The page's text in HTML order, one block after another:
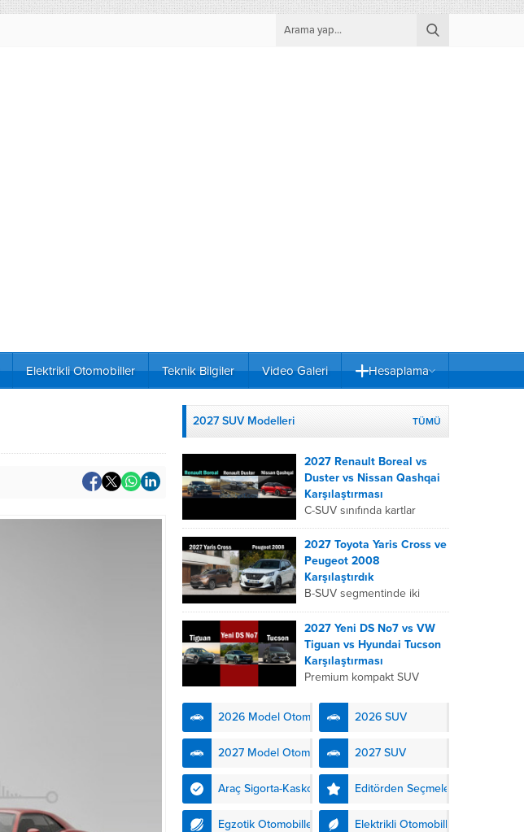
Elektrikli Otomobiller Teknik Bilgiler Video Galeri Hesaplama
2027 SUV Modelleri TÜMÜ
2027 Renault Boreal vs
Duster vs Nissan Qashqai
Karşılaştırması
C-SUV sınıfında kartlar
yeniden dağıtıldı. 2027
Renault Boreal, Renault
Duster ve Nissan Qashqai;
her biri farklı bir sürüş
deneyimi, motor...
2027 Toyota Yaris Cross ve
Peugeot 2008
Karşılaştırdık
B-SUV segmentinde iki
önemli oyuncu olan 2027
Toyota Yaris
Cross ve Peugeot 2008,
farklı mühendislik
felsefeleriyle kullanıcıların
hibrit teknolojisindeki
uzmanlığını...
2027 Yeni DS No7 vs VW
Tiguan vs Hyundai Tucson
Karşılaştırması
Premium kompakt SUV
isteyen 2027 DS No7,
kendinden şarjlı hibrit
teknolojisiyle buluşturuyor.
DS Automobiles’in yeni...
2026 Model Otomobiller 2026 SUV
2027 Model Otomobiller 2027 SUV
Araç Sigorta-Kasko Editörden Seçmeler
Egzotik Otomobiller Elektrikli Otomobiller